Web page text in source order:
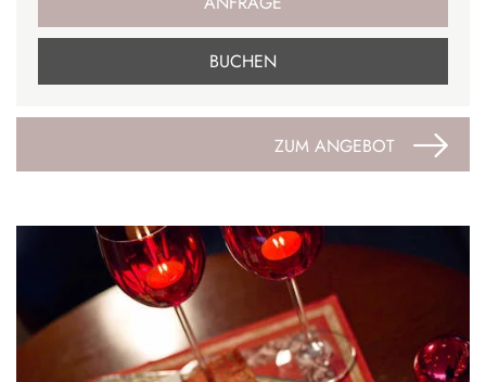
ZUM ANGEBOT
BUCHEN